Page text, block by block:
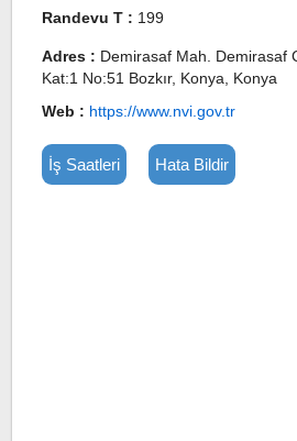
Randevu T : 199
Adres : Demirasaf Mah. Demirasaf
Kat:1 No:51 Bozkır, Konya, Konya
Web : https://www.nvi.gov.tr
İş Saatleri Hata Bildir